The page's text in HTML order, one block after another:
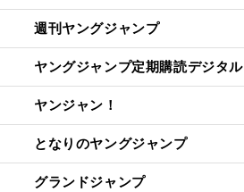
週刊ヤングジャンプ
ヤングジャンプ定期購読デジタル
ヤンジャン！
となりのヤングジャンプ
グランドジャンプ